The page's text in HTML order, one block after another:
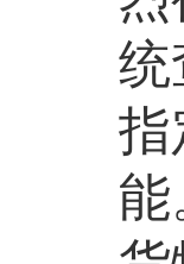
统
指
能